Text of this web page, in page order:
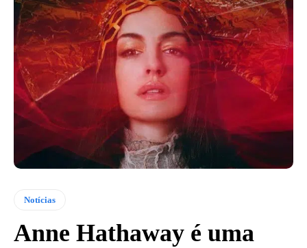
Notícias
Anne Hathaway é uma